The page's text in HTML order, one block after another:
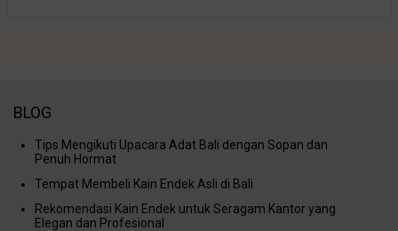
BLOG
Tips Mengikuti Upacara Adat Bali dengan Sopan dan
Penuh Hormat
Tempat Membeli Kain Endek Asli di Bali
Rekomendasi Kain Endek untuk Seragam Kantor yang
Elegan dan Profesional